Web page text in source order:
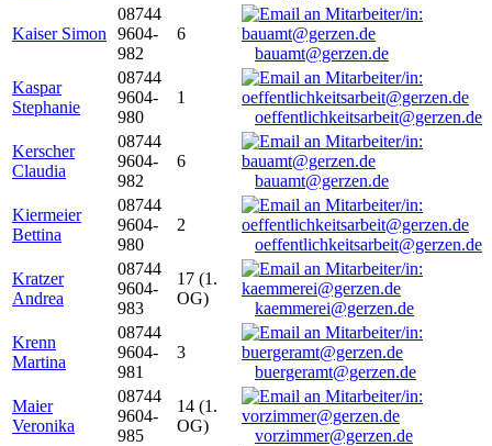
Kaiser Simon
08744
9604-
982
6
bauamt@gerzen.de
Kaspar
Stephanie
08744
9604-
980
1
oeffentlichkeitsarbeit@gerzen.de
Kerscher
Claudia
08744
9604-
982
6
bauamt@gerzen.de
Kiermeier
Bettina
08744
9604-
980
2
oeffentlichkeitsarbeit@gerzen.de
Kratzer
Andrea
08744
9604-
983
17 (1.
OG)
kaemmerei@gerzen.de
Krenn
Martina
08744
9604-
981
3
buergeramt@gerzen.de
Maier
Veronika
08744
9604-
985
14 (1.
OG)
vorzimmer@gerzen.de